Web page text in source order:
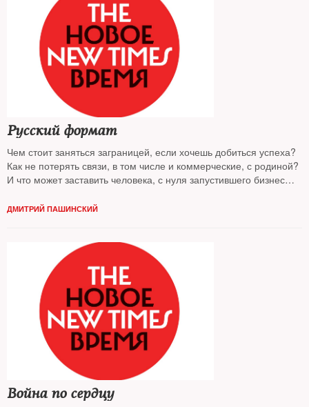
Русский формат
Чем стоит заняться заграницей, если хочешь добиться успеха?
Как не потерять связи, в том числе и коммерческие, с родиной?
И что может заставить человека, с нуля запустившего бизнес
у молодых русских предпринимателей из Лондона и Праги
ДМИТРИЙ ПАШИНСКИЙ
Война по сердцу